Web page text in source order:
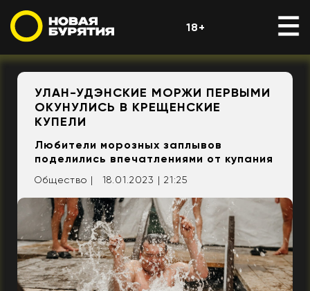
18+
УЛАН-УДЭНСКИЕ МОРЖИ ПЕРВЫМИ
ОКУНУЛИСЬ В КРЕЩЕНСКИЕ
КУПЕЛИ
Любители морозных заплывов
поделились впечатлениями от купания
Общество | 18.01.2023 | 21:25